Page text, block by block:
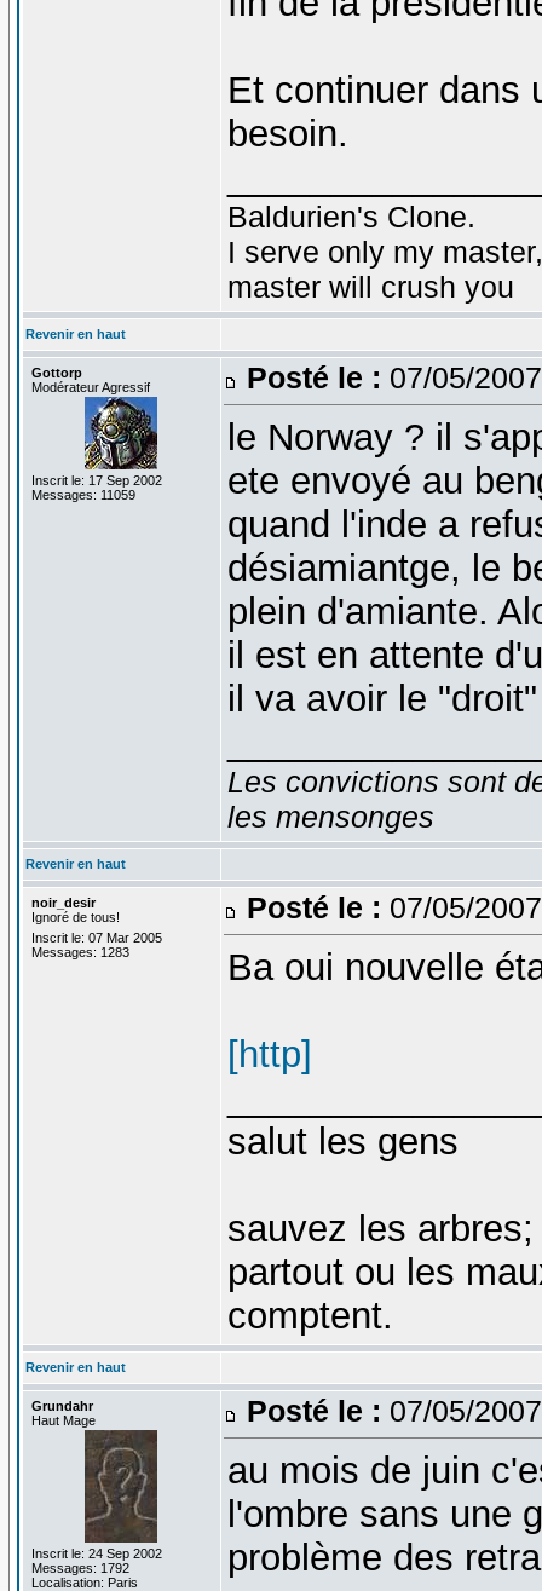
Et continuer dans
besoin.
Baldurien's Clone.
I serve only my
master will crush you
Revenir en haut
Gottorp
Modérateur Agressif
Inscrit le: 17 Sep 2002
Messages: 11059
Posté le : 07/05/
le Norway ? il
ete envoyé au
quand l'inde a
désiamiantge, le
plein d'amiante.
il est en attente
il va avoir le
Les convictions sont
les mensonges
Revenir en haut
noir_desir
Ignoré de tous!
Inscrit le: 07 Mar 2005
Messages: 1283
Posté le : 07/05/
Ba oui nouvelle
[http]
salut les gens
sauvez les
partout ou les
comptent.
Revenir en haut
Grundahr
Haut Mage
Inscrit le: 24 Sep 2002
Messages: 1792
Localisation: Paris
Posté le : 07/05/
au mois de juin
l'ombre sans une
problème des